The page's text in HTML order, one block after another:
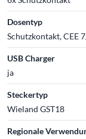
Dosentyp
Schutzkontakt, CEE
USB Charger
ja
Steckertyp
Wieland GST18
Regionale